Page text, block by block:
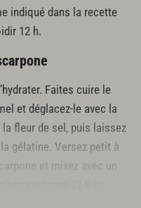
indiqué dans la recette
12 h.
Faites cuire le
et déglacez-le avec la
fleur de sel, puis laissez
gélatine. Versez petit à
et mixez avec un